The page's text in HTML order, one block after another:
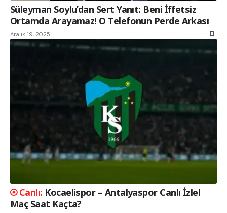
Süleyman Soylu’dan Sert Yanıt: Beni İffetsiz
Ortamda Arayamaz! O Telefonun Perde Arkası
Aralık 19, 2025
Kocaelispor – Antalyaspor Canlı İzle!
Maç Saat Kaçta?